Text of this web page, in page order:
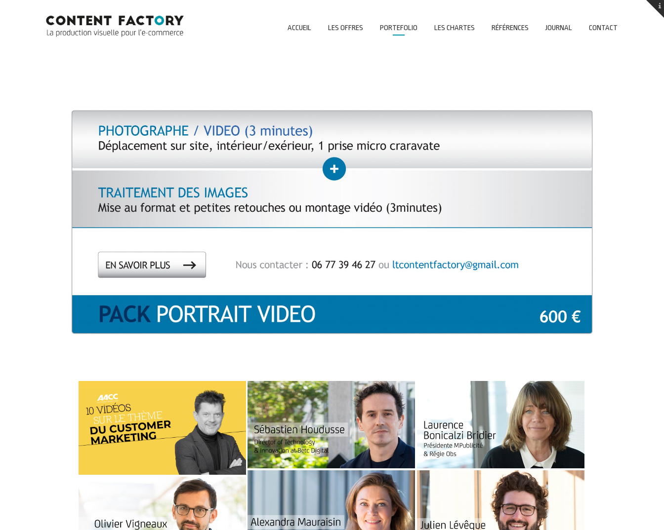
ACCUEIL LES OFFRES PORTEFOLIO LES CHARTES RÉFÉRENCES JOURNAL CONTACT